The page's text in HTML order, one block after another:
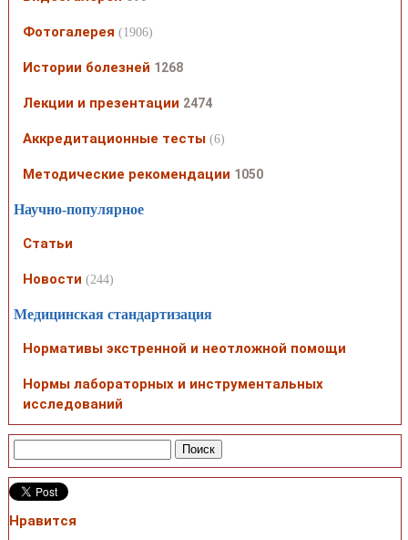
Фотогалерея (1906)
Истории болезней 1268
Лекции и презентации 2474
Аккредитационные тесты (6)
Методические рекомендации 1050
Научно-популярное
Статьи
Новости (244)
Медицинская стандартизация
Нормативы экстренной и неотложной помощи
Нормы лабораторных и инструментальных
исследований
Нравится